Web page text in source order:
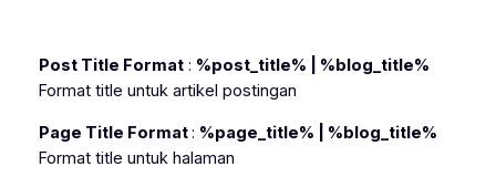
Post Title Format: %post_title% | %blog_title%
Format title untuk artikel postingan
Page Title Format: %page_title% | %blog_title%
Format title untuk halaman